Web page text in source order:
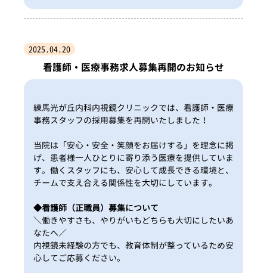
2025.04.20
看護師・医療事務求人募集再開のお知らせ
練馬光が丘内科内視鏡クリニックでは、看護師・医療
事務スタッフの採用募集を再開いたしました！
当院は「安心・安全・笑顔をお届けする」を理念に掲
げ、患者様一人ひとりに寄り添う医療を提供していま
す。働くスタッフにも、安心して成長できる環境と、
チームで支え合える関係性を大切にしています。
◆看護師（正職員）募集について
＼働きやすさも、やりがいもどちらも大切にしたいあ
なたへ／
内視鏡未経験の方でも、教育体制が整っているため安
心してご応募ください。